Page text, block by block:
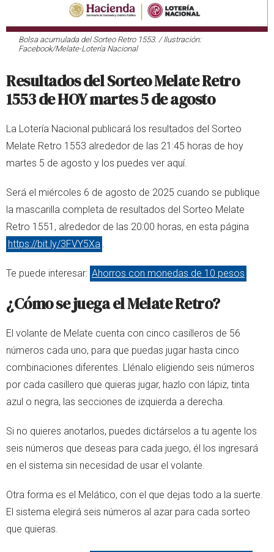
Bolsa acumulada del Sorteo Retro 1553. / Ilustración:
Facebook/Melate-Lotería Nacional
Resultados del Sorteo Melate Retro
1553 de HOY martes 5 de agosto
La Lotería Nacional publicará los resultados del Sorteo
Melate Retro 1553 alrededor de las 21:45 horas de hoy
martes 5 de agosto y los puedes ver aquí.
Será el miércoles 6 de agosto de 2025 cuando se publique
la mascarilla completa de resultados del Sorteo Melate
Retro 1551, alrededor de las 20:00 horas, en esta página
https://bit.ly/3FVY5Xa .
Te puede interesar: Ahorros con monedas de 10 pesos
¿Cómo se juega el Melate Retro?
El volante de Melate cuenta con cinco casilleros de 56
números cada uno, para que puedas jugar hasta cinco
combinaciones diferentes. Llénalo eligiendo seis números
por cada casillero que quieras jugar, hazlo con lápiz, tinta
azul o negra, las secciones de izquierda a derecha.
Si no quieres anotarlos, puedes dictárselos a tu agente los
seis números que deseas para cada juego, él los ingresará
en el sistema sin necesidad de usar el volante.
Otra forma es el Melático, con el que dejas todo a la suerte.
El sistema elegirá seis números al azar para cada sorteo
que quieras.